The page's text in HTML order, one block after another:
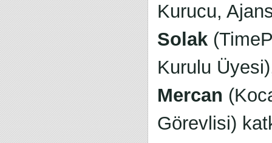
Kurucu,
Solak
Kurulu
Mercan
Görevlisi)